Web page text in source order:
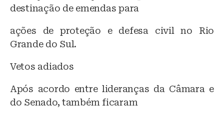
destinação de emendas para
ações de proteção e defesa civil no Rio
Grande do Sul.
Vetos adiados
Após acordo entre lideranças da Câmara e
do Senado, também ficaram